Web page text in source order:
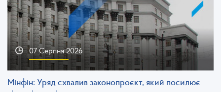
07 Серпня 2026
Мінфін: Уряд схвалив законопроєкт, який посилює